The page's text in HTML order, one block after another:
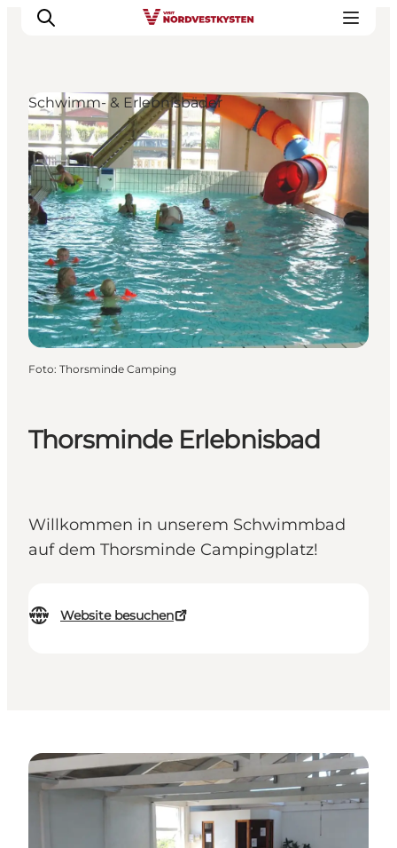
Urlaubsorte
Inspiration
Events
Unterkunft
Mach deine Urlaubsplanung
Thorsminde Erlebnisbad
Willkommen in unserem Schwimmbad
auf dem Thorsminde Campingplatz!
Website besuchen
Schwimm- & Erlebnisbäder
Foto: Thorsminde Camping